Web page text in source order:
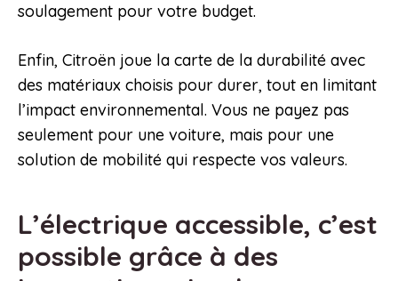
soulagement pour votre budget.
Enfin, Citroën joue la carte de la durabilité avec
des matériaux choisis pour durer, tout en limitant
l’impact environnemental. Vous ne payez pas
seulement pour une voiture, mais pour une
solution de mobilité qui respecte vos valeurs.
L’électrique accessible, c’est
possible grâce à des